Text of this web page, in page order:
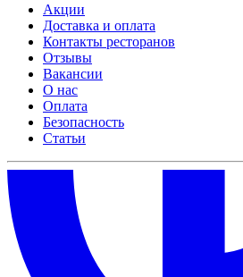
Акции
Доставка и оплата
Контакты ресторанов
Отзывы
Вакансии
О нас
Оплата
Безопасность
Статьи